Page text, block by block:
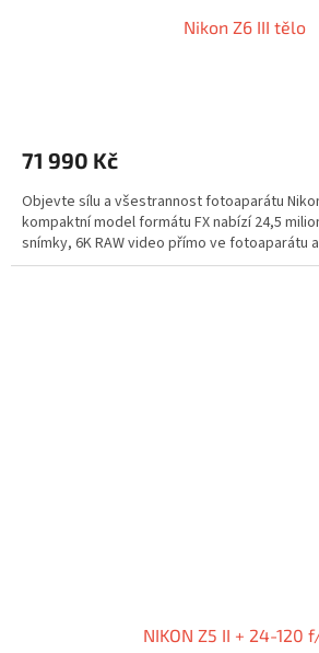
Nikon Z6 III tělo
71 990 Kč
Objevte sílu a všestrannost fotoaparátu
kompaktní model formátu FX nabízí 24,5
snímky, 6K RAW video přímo ve fotoaparátu
NIKON Z5 II + 24-120